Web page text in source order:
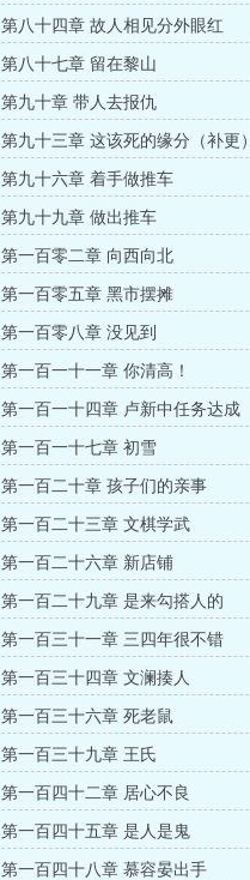
第八十四章 故人相见分外眼红
第八十七章 留在黎山
第九十章 带人去报仇
第九十三章 这该死的缘分（补更）
第九十六章 着手做推车
第九十九章 做出推车
第一百零二章 向西向北
第一百零五章 黑市摆摊
第一百零八章 没见到
第一百一十一章 你清高！
第一百一十四章 卢新中任务达成
第一百一十七章 初雪
第一百二十章 孩子们的亲事
第一百二十三章 文棋学武
第一百二十六章 新店铺
第一百二十九章 是来勾搭人的
第一百三十一章 三四年很不错
第一百三十四章 文澜揍人
第一百三十六章 死老鼠
第一百三十九章 王氏
第一百四十二章 居心不良
第一百四十五章 是人是鬼
第一百四十八章 慕容晏出手